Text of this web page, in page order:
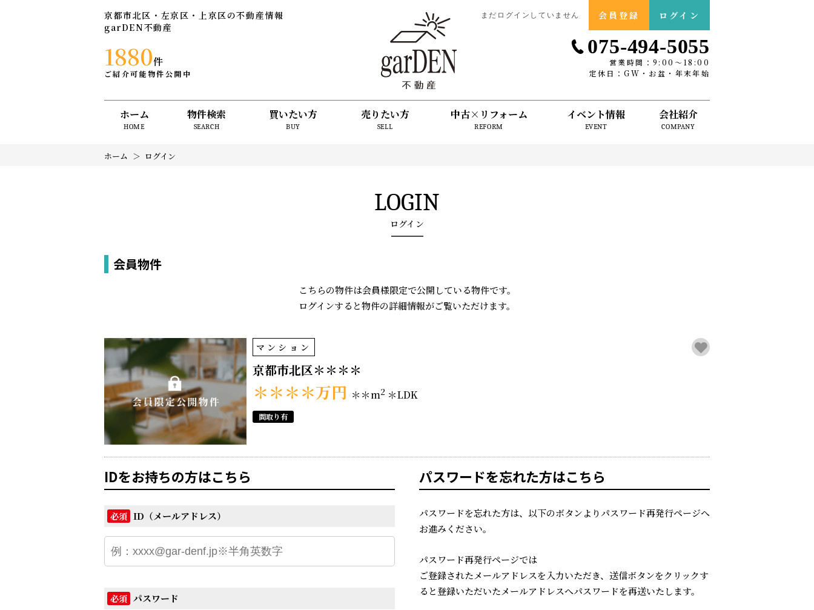
京都市北区・左京区・上京区の不動産情報
garDEN不動産
1880件
ご紹介可能物件公開中
まだログインしていません 会員登録 ログイン
075-494-5055
営業時間：9:00〜18:00
定休日：GW・お盆・年末年始
ホーム
HOME
物件検索
SEARCH
買いたい方
BUY
売りたい方
SELL
中古×リフォーム
REFORM
イベント情報
EVENT
会社紹介
COMPANY
ホーム ログイン
LOGIN
ログイン
会員物件
こちらの物件は会員様限定で公開している物件です。
ログインすると物件の詳細情報がご覧いただけます。
マンション
京都市北区＊＊＊＊
＊＊＊＊万円 ＊＊m2 ＊LDK
間取り有
IDをお持ちの方はこちら
必須 ID（メールアドレス）
必須 パスワード
パスワードを忘れた方はこちら
パスワードを忘れた方は、以下のボタンよりパスワード再発行ページへ
お進みください。
パスワード再発行ページでは
ご登録されたメールアドレスを入力いただき、送信ボタンをクリックす
ると登録いただいたメールアドレスへパスワードを再送いたします。